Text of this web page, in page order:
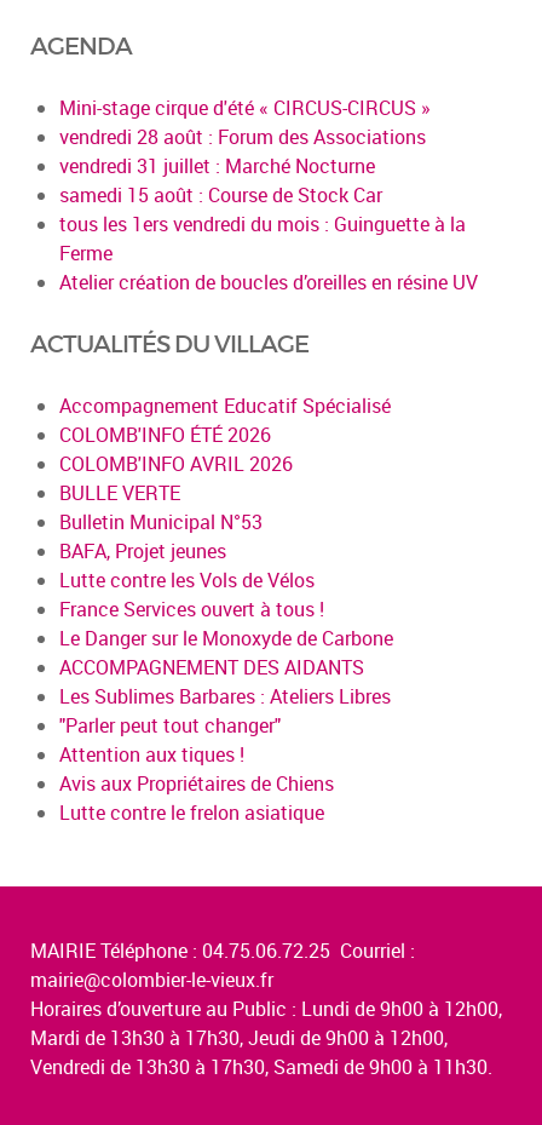
AGENDA
Mini-stage cirque d'été « CIRCUS-CIRCUS »
vendredi 28 août : Forum des Associations
vendredi 31 juillet : Marché Nocturne
samedi 15 août : Course de Stock Car
tous les 1ers vendredi du mois : Guinguette à la
Ferme
Atelier création de boucles d’oreilles en résine UV
ACTUALITÉS DU VILLAGE
Accompagnement Educatif Spécialisé
COLOMB'INFO ÉTÉ 2026
COLOMB'INFO AVRIL 2026
BULLE VERTE
Bulletin Municipal N°53
BAFA, Projet jeunes
Lutte contre les Vols de Vélos
France Services ouvert à tous !
Le Danger sur le Monoxyde de Carbone
ACCOMPAGNEMENT DES AIDANTS
Les Sublimes Barbares : Ateliers Libres
"Parler peut tout changer"
Attention aux tiques !
Avis aux Propriétaires de Chiens
Lutte contre le frelon asiatique
MAIRIE Téléphone : 04.75.06.72.25 Courriel :
mairie@colombier-le-vieux.fr
Horaires d’ouverture au Public : Lundi de 9h00 à 12h00,
Mardi de 13h30 à 17h30, Jeudi de 9h00 à 12h00,
Vendredi de 13h30 à 17h30, Samedi de 9h00 à 11h30.